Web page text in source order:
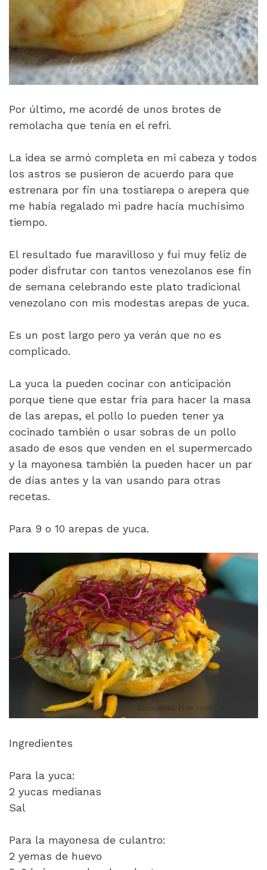
Por último, me acordé de unos brotes de
remolacha que tenía en el refri.
La idea se armó completa en mi cabeza y todos
los astros se pusieron de acuerdo para que
estrenara por fin una tostiarepa o arepera que
me había regalado mi padre hacía muchísimo
tiempo.
El resultado fue maravilloso y fui muy feliz de
poder disfrutar con tantos venezolanos ese fin
de semana celebrando este plato tradicional
venezolano con mis modestas arepas de yuca.
Es un post largo pero ya verán que no es
complicado.
La yuca la pueden cocinar con anticipación
porque tiene que estar fría para hacer la masa
de las arepas, el pollo lo pueden tener ya
cocinado también o usar sobras de un pollo
asado de esos que venden en el supermercado
y la mayonesa también la pueden hacer un par
de días antes y la van usando para otras
recetas.
Para 9 o 10 arepas de yuca.
Ingredientes
Para la yuca:
2 yucas medianas
Sal
Para la mayonesa de culantro:
2 yemas de huevo